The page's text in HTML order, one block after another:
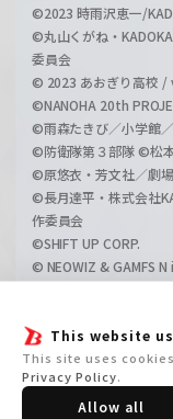
This website
This site uses
Privacy Policy.
Allow all
©2023 時雨沢恵一/
©丸山くがね・
委員会
© 2023 あおぎり高校 /
©NANOHA 20th
©雨森たきび／小学館
©防衛隊第３部隊 ©松
©原悠衣・芳文社／劇
©長月達平・株式会社
作委員会
©SHIFT UP CORP.
© NEOWIZ & GAMFS
©GIRLS und PANZER
©GIRLS und